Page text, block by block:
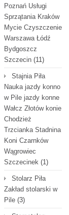
Poznań Usługi
Sprzątania Kraków
Mycie Czyszczenie
Warszawa Łódź
Bydgoszcz
Szczecin (11)
Stajnia Piła
Nauka jazdy konno
w Pile jazdy konne
Wałcz Złotów konie
Chodzież
Trzcianka Stadnina
Koni Czarnków
Wągrowiec
Szczecinek (1)
Stolarz Piła
Zakład stolarski w
Pile (3)